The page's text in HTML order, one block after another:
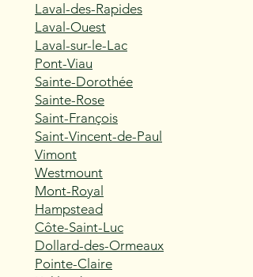
Laval-des-Rapides
Laval-Ouest
Laval-sur-le-Lac
Pont-Viau
Sainte-Dorothée
Sainte-Rose
Saint-François
Saint-Vincent-de-Paul
Vimont
Westmount
Mont-Royal
Hampstead
Côte-Saint-Luc
Dollard-des-Ormeaux
Pointe-Claire